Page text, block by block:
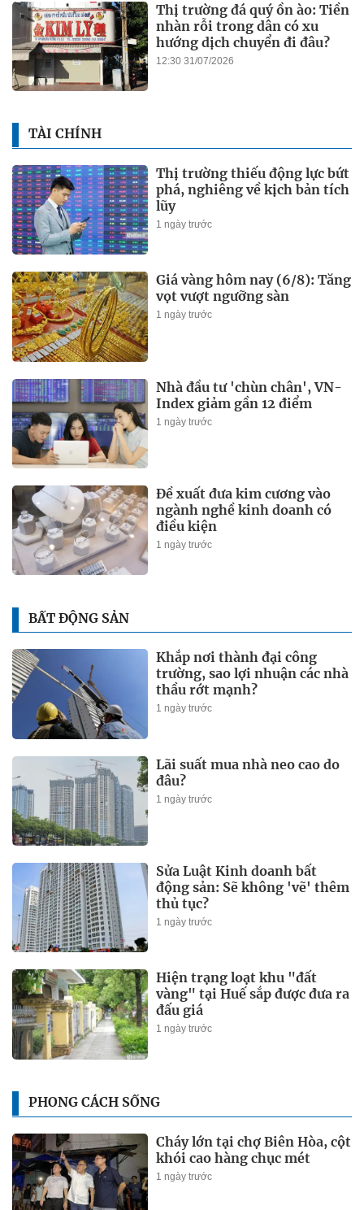
Thị trường đá quý ồn ào: Tiền
nhàn rỗi trong dân có xu
hướng dịch chuyển đi đâu?
12:30 31/07/2026
TÀI CHÍNH
Thị trường thiếu động lực bứt
phá, nghiêng về kịch bản tích
lũy
1 ngày trước
Giá vàng hôm nay (6/8): Tăng
vọt vượt ngưỡng sàn
1 ngày trước
Nhà đầu tư 'chùn chân', VN-
Index giảm gần 12 điểm
1 ngày trước
Đề xuất đưa kim cương vào
ngành nghề kinh doanh có
điều kiện
1 ngày trước
BẤT ĐỘNG SẢN
Khắp nơi thành đại công
trường, sao lợi nhuận các nhà
thầu rớt mạnh?
1 ngày trước
Lãi suất mua nhà neo cao do
đâu?
1 ngày trước
Sửa Luật Kinh doanh bất
động sản: Sẽ không 'vẽ' thêm
thủ tục?
1 ngày trước
Hiện trạng loạt khu "đất
vàng" tại Huế sắp được đưa ra
đấu giá
1 ngày trước
PHONG CÁCH SỐNG
Cháy lớn tại chợ Biên Hòa, cột
khói cao hàng chục mét
1 ngày trước